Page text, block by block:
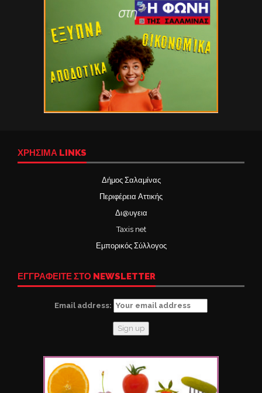
ΧΡΉΣΙΜΑ LINKS
Δήμος Σαλαμίνας
Περιφέρεια Αττικής
Δι@υγεια
Taxis net
Εμπορικός Σύλλογος
ΕΓΓΡΑΦΕΙΤΕ ΣΤΟ NEWSLETTER
Email address: